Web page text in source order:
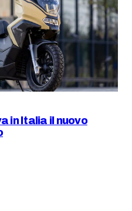
in Italia il nuovo